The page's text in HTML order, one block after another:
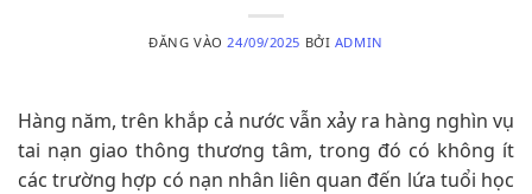
ĐĂNG VÀO 24/09/2025 BỞI ADMIN
Hàng năm, trên khắp cả nước vẫn xảy ra hàng nghìn vụ
tai nạn giao thông thương tâm, trong đó có không ít
các trường hợp có nạn nhân liên quan đến lứa tuổi học